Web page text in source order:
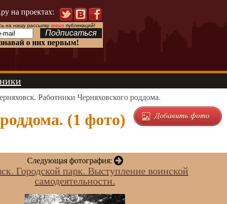
на проектах:
на нашу рассылку новыхпубликаций!
о них первым!
Работники Черняховского роддома.
(1 фото)
Следующая фотография:
Городской парк. Выступление воинской
самодеятельности.